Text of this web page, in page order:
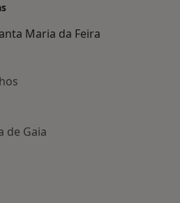
Maria da Feira
de Gaia